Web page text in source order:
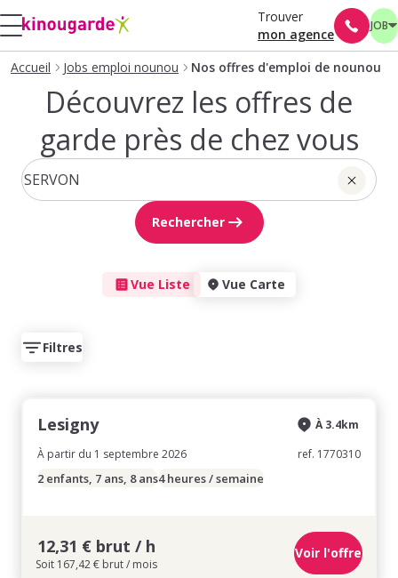
Trouver
mon agence
JOB
Accueil Jobs emploi nounou Nos offres d'emploi de nounou
Découvrez les offres de
garde près de chez vous
Rechercher
Vue Liste Vue Carte
Filtres
Lesigny
À partir du 1 septembre 2026
À 3.4km
ref. 1770310
2 enfants, 7 ans, 8 ans4 heures / semaine
12,31 € brut / h
Soit 167,42 € brut / mois
Voir l'offre